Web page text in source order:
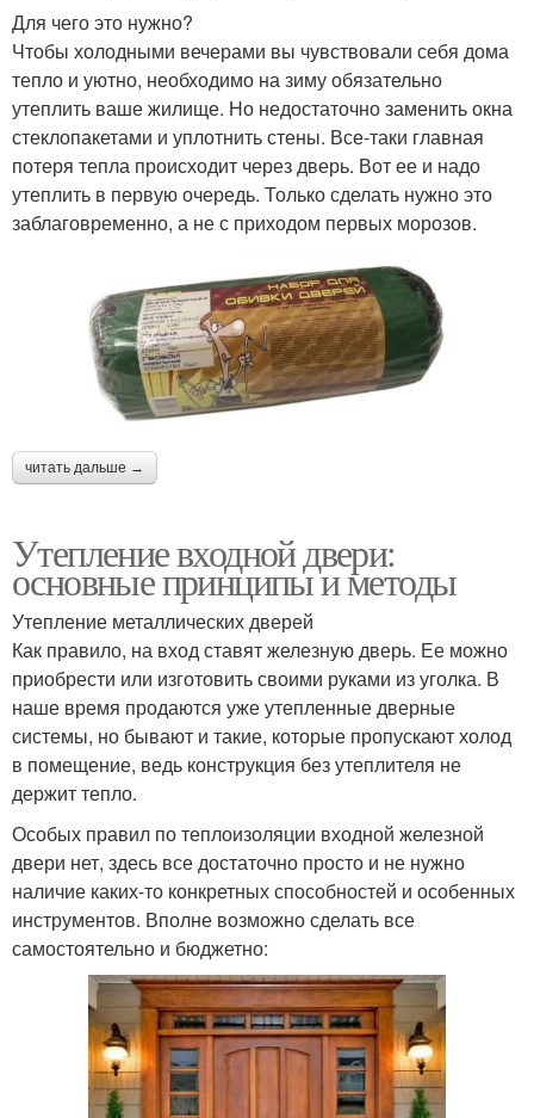
Для чего это нужно?
Чтобы холодными вечерами вы чувствовали себя дома
тепло и уютно, необходимо на зиму обязательно
утеплить ваше жилище. Но недостаточно заменить окна
стеклопакетами и уплотнить стены. Все-таки главная
потеря тепла происходит через дверь. Вот ее и надо
утеплить в первую очередь. Только сделать нужно это
заблаговременно, а не с приходом первых морозов.
читать дальше →
Утепление входной двери:
основные принципы и методы
Утепление металлических дверей
Как правило, на вход ставят железную дверь. Ее можно
приобрести или изготовить своими руками из уголка. В
наше время продаются уже утепленные дверные
системы, но бывают и такие, которые пропускают холод
в помещение, ведь конструкция без утеплителя не
держит тепло.
Особых правил по теплоизоляции входной железной
двери нет, здесь все достаточно просто и не нужно
наличие каких-то конкретных способностей и особенных
инструментов. Вполне возможно сделать все
самостоятельно и бюджетно: